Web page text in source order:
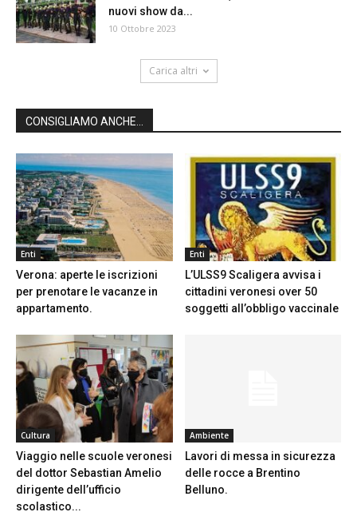
nuovi show da...
10 Ottobre 2023
Carica altri
CONSIGLIAMO ANCHE...
Enti
Verona: aperte le iscrizioni
per prenotare le vacanze in
appartamento.
Enti
L’ULSS9 Scaligera avvisa i
cittadini veronesi over 50
soggetti all’obbligo vaccinale
Cultura
Viaggio nelle scuole veronesi
del dottor Sebastian Amelio
dirigente dell’ufficio
scolastico...
Ambiente
Lavori di messa in sicurezza
delle rocce a Brentino
Belluno.